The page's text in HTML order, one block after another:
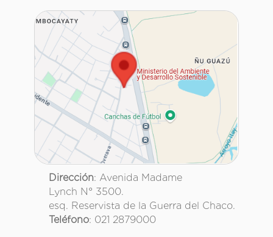
Dirección: Avenida Madame
Lynch N° 3500.
esq. Reservista de la Guerra del Chaco.
Teléfono: 021 2879000